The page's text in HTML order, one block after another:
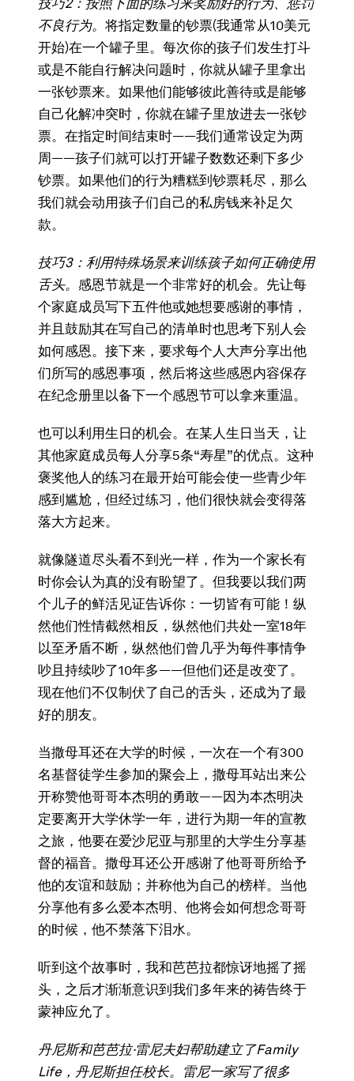
技巧2：按照下面的练习来奖励好的行为、惩罚
不良行为。 将指定数量的钞票(我通常从10美元
开始)在一个罐子里。每次你的孩子们发生打斗
或是不能自行解决问题时，你就从罐子里拿出
一张钞票来。如果他们能够彼此善待或是能够
自己化解冲突时，你就在罐子里放进去一张钞
票。在指定时间结束时——我们通常设定为两
周——孩子们就可以打开罐子数数还剩下多少
钞票。如果他们的行为糟糕到钞票耗尽，那么
我们就会动用孩子们自己的私房钱来补足欠
款。
技巧3：利用特殊场景来训练孩子如何正确使用
舌头。 感恩节就是一个非常好的机会。先让每
个家庭成员写下五件他或她想要感谢的事情，
并且鼓励其在写自己的清单时也思考下别人会
如何感恩。接下来，要求每个人大声分享出他
们所写的感恩事项，然后将这些感恩内容保存
在纪念册里以备下一个感恩节可以拿来重温。
也可以利用生日的机会。在某人生日当天，让
其他家庭成员每人分享5条“寿星”的优点。这种
褒奖他人的练习在最开始可能会使一些青少年
感到尴尬，但经过练习，他们很快就会变得落
落大方起来。
就像隧道尽头看不到光一样，作为一个家长有
时你会认为真的没有盼望了。但我要以我们两
个儿子的鲜活见证告诉你：一切皆有可能！纵
然他们性情截然相反，纵然他们共处一室18年
以至矛盾不断，纵然他们曾几乎为每件事情争
吵且持续吵了10年多——但他们还是改变了。
现在他们不仅制伏了自己的舌头，还成为了最
好的朋友。
当撒母耳还在大学的时候，一次在一个有300
名基督徒学生参加的聚会上，撒母耳站出来公
开称赞他哥哥本杰明的勇敢——因为本杰明决
定要离开大学休学一年，进行为期一年的宣教
之旅，他要在爱沙尼亚与那里的大学生分享基
督的福音。撒母耳还公开感谢了他哥哥所给予
他的友谊和鼓励；并称他为自己的榜样。当他
分享他有多么爱本杰明、他将会如何想念哥哥
的时候，他不禁落下泪水。
听到这个故事时，我和芭芭拉都惊讶地摇了摇
头，之后才渐渐意识到我们多年来的祷告终于
蒙神应允了。
丹尼斯和芭芭拉·雷尼夫妇帮助建立了Family
Life，丹尼斯担任校长。雷尼一家写了很多